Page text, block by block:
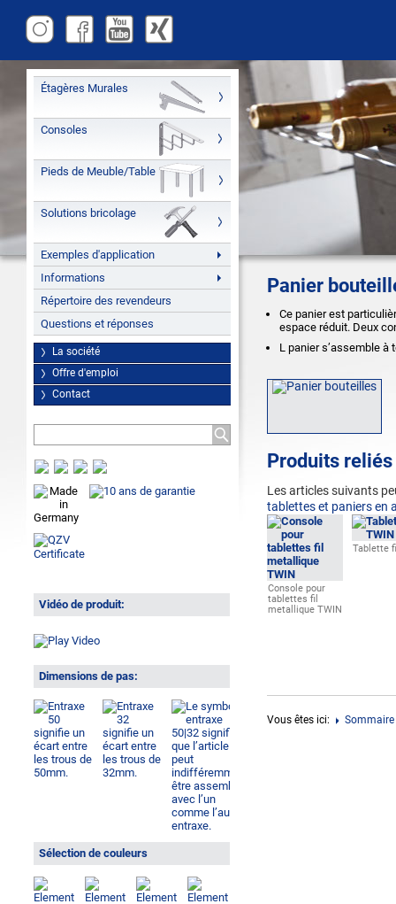
Étagères Murales
Consoles
Pieds de Meuble/Table
Solutions bricolage
Exemples d'application
Informations
Répertoire des revendeurs
Questions et réponses
La société
Offre d'emploi
Contact
Vidéo de produit:
Dimensions de pas:
Sélection de couleurs
Panier
Ce panier est
espace réduit. Deux
L panier s’assemble
Produits
Les articles suivants
tablettes et paniers en
Console pour
tablettes fil
metallique TWIN
Tablette
Vous êtes ici: